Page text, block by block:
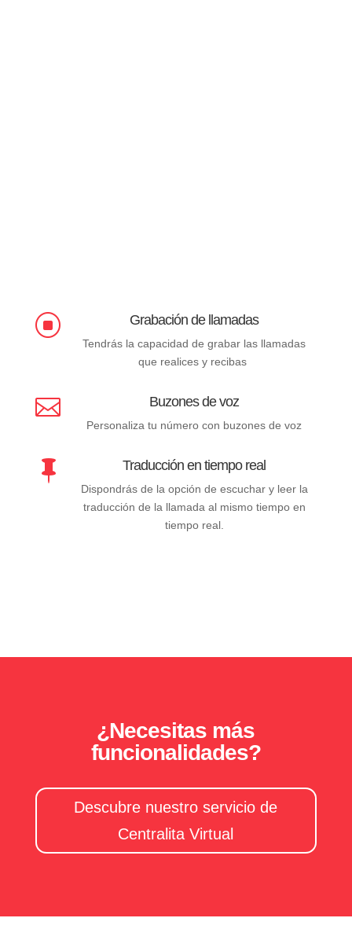
] Grabación de llamadas
Tendrás la capacidad de grabar las llamadas
que realices y recibas
 Buzones de voz
Personaliza tu número con buzones de voz
 Traducción en tiempo real
Dispondrás de la opción de escuchar y leer la
traducción de la llamada al mismo tiempo en
tiempo real.
¿Necesitas más
funcionalidades?
Descubre nuestro servicio de
Centralita Virtual